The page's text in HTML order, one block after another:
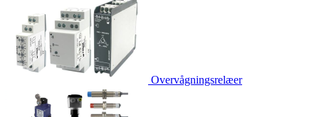
Overvågningsrelæer